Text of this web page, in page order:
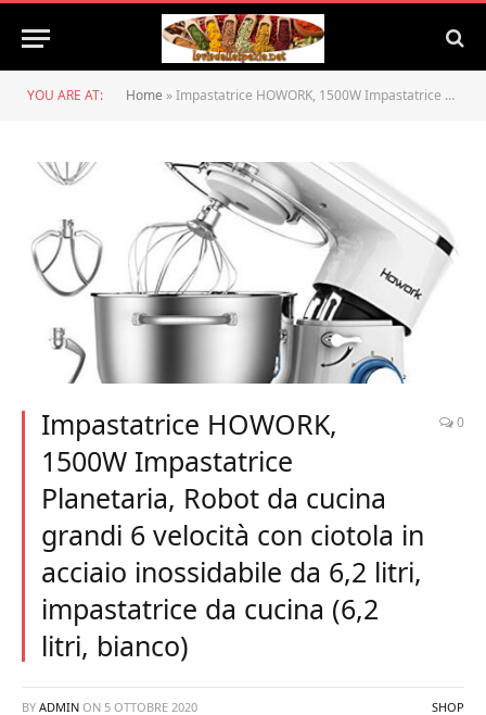
YOU ARE AT: Home »Impastatrice HOWORK, 1500W Impastatrice Planetaria, Robot da cucina grandi 6 velocità con ciotola in acciaio inossidabile da 6,2 litri, impastatrice da cucina (6,2 litri, bianco)
Impastatrice HOWORK,
1500W Impastatrice
Planetaria, Robot da cucina
grandi 6 velocità con ciotola in
acciaio inossidabile da 6,2 litri,
impastatrice da cucina (6,2
litri, bianco)
0
BY ADMIN ON 5 OTTOBRE 2020 SHOP